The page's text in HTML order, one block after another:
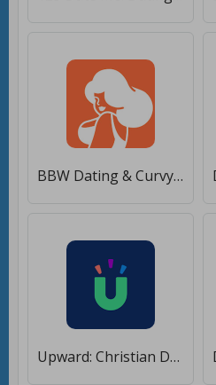
BBW Dating & Curvy Hookup, match, chat - Pluser [Premium]
Upward: Christian Dating - Meet Christian Singles [Полная версия]